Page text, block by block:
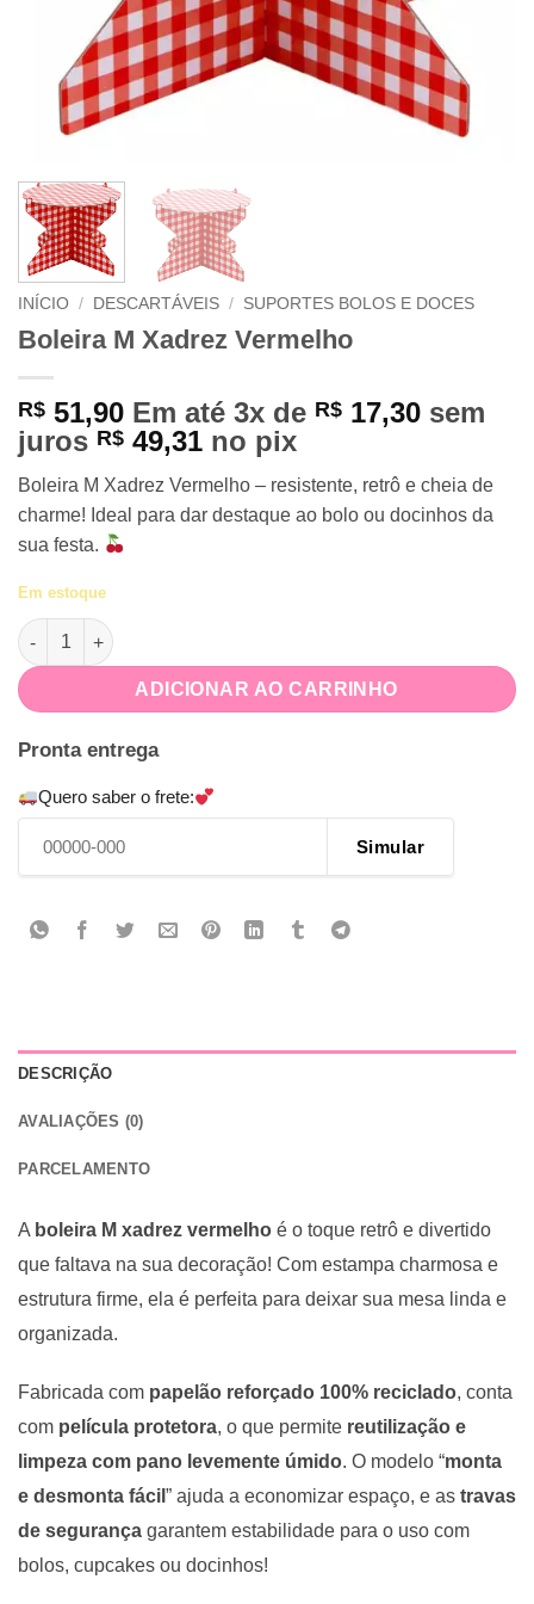
INÍCIO / DESCARTÁVEIS / SUPORTES BOLOS E DOCES
Boleira M Xadrez Vermelho
R$ 51,90 Em até 3x de R$ 17,30 sem
juros R$ 49,31 no pix
Boleira M Xadrez Vermelho – resistente, retrô e cheia de
charme! Ideal para dar destaque ao bolo ou docinhos da
sua festa.
Em estoque
Boleira M Xadrez Vermelho quantidade
ADICIONAR AO CARRINHO
Pronta entrega
Quero saber o frete:
Simular
DESCRIÇÃO
AVALIAÇÕES (0)
PARCELAMENTO
A boleira M xadrez vermelho é o toque retrô e divertido
que faltava na sua decoração! Com estampa charmosa e
estrutura firme, ela é perfeita para deixar sua mesa linda e
organizada.
Fabricada com papelão reforçado 100% reciclado, conta
com película protetora, o que permite reutilização e
limpeza com pano levemente úmido. O modelo “monta
e desmonta fácil ” ajuda a economizar espaço, e as travas
de segurança garantem estabilidade para o uso com
bolos, cupcakes ou docinhos!